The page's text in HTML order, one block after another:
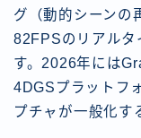
グ（動的シーンの
82FPSのリアルタ
す。2026年には
4DGSプラットフ
プチャが一般化す